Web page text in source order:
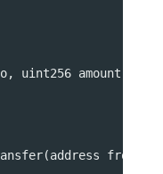
uint256 amount)
from,